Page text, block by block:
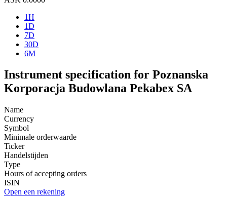
1H
1D
7D
30D
6M
Instrument specification for Poznanska
Korporacja Budowlana Pekabex SA
Name
Currency
Symbol
Minimale orderwaarde
Ticker
Handelstijden
Type
Hours of accepting orders
ISIN
Open een rekening